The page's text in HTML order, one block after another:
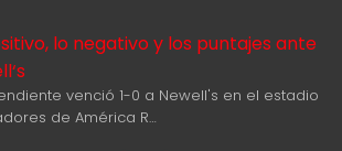
lo negativo y los puntajes ante
venció 1-0 a Newell's en el estadio
de América R…